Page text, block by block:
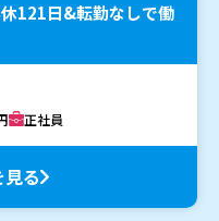
121日&転勤なしで働
正社員
る